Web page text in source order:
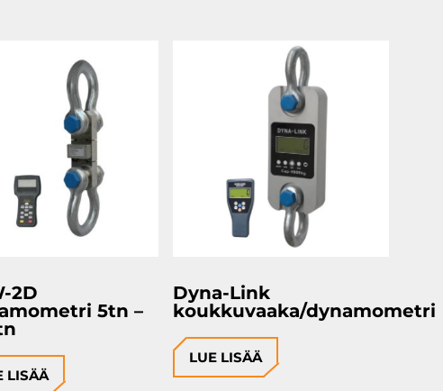
2D
5tn –
LISÄÄ
Dyna-Link
koukkuvaaka/dynamometri
LUE LISÄÄ